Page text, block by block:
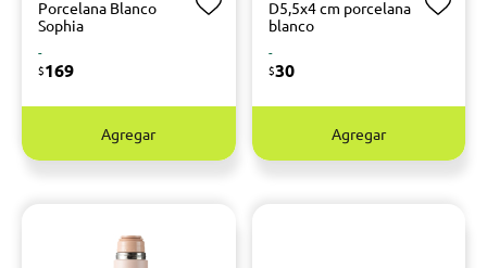
Porcelana Blanco
Sophia
-
$169
Agregar
D5,5x4 cm porcelana
blanco
-
$30
Agregar